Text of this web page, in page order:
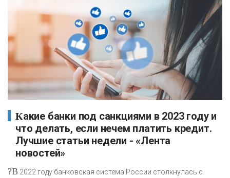
Какие банки под санкциями в 2023 году и
что делать, если нечем платить кредит.
Лучшие статьи недели - «Лента
новостей»
?В 2022 году банковская система России столкнулась с